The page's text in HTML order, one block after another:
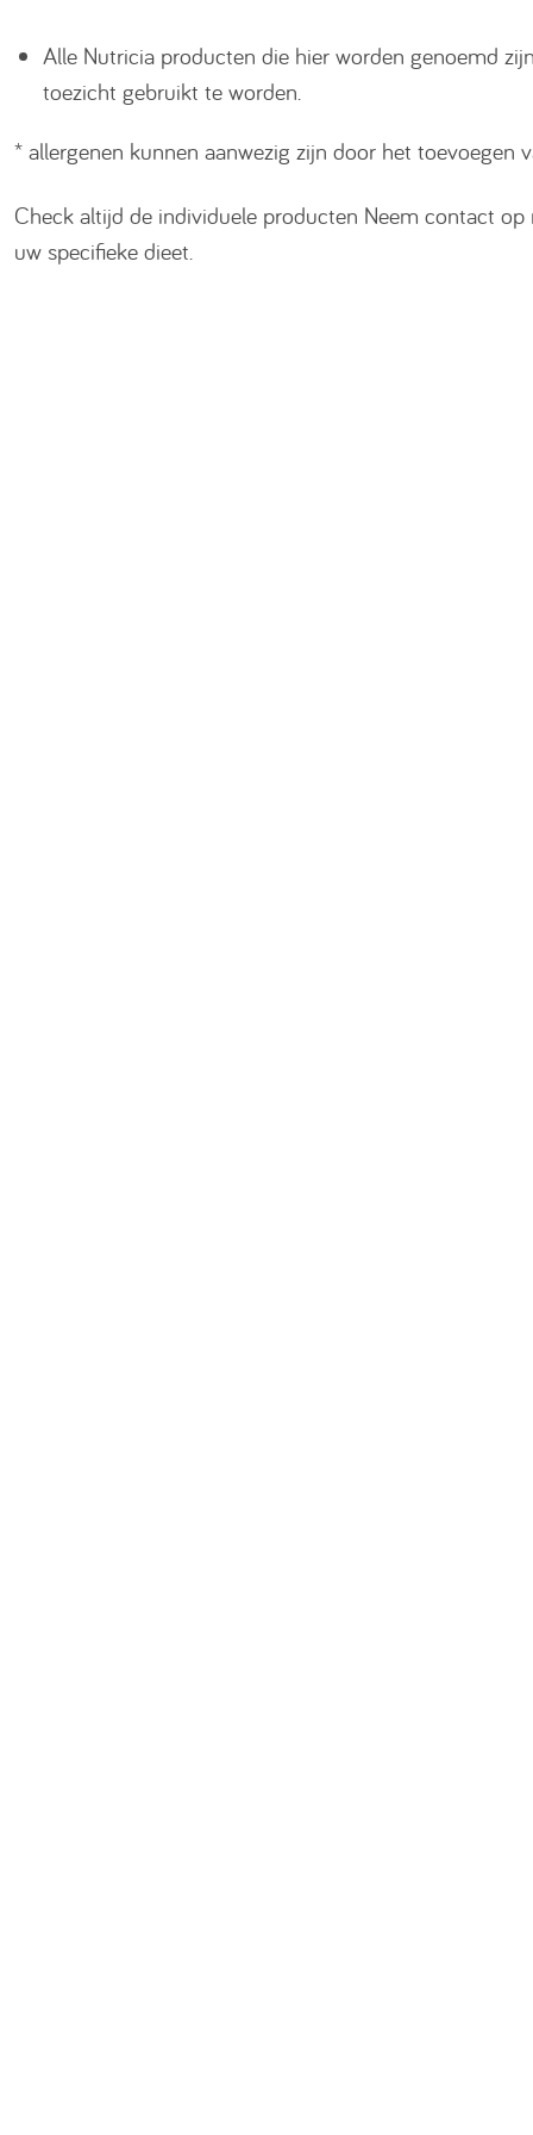
Alle Nutricia producten die hier worden genoemd
toezicht gebruikt te worden.
* allergenen kunnen aanwezig zijn door het toevoegen
Check altijd de individuele producten Neem contact
uw specifieke dieet.